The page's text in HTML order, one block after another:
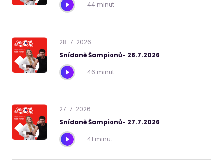
44 minut
28. 7. 2026
Snídaně Šampionů- 28.7.2026
46 minut
27. 7. 2026
Snídaně Šampionů- 27.7.2026
41 minut